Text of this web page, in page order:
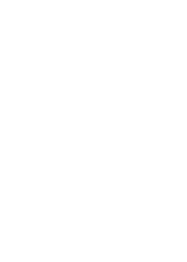
电池电极材料
界锁定状态存在区域
况和需求分配99.3亿
蛋白质“MYL9/12”，